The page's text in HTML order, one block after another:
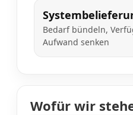
Bedarf bündeln,
Aufwand senken
Wofür wir